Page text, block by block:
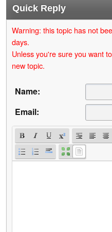
Quick Reply
Warning: this topic has not
days.
Unless you're sure you want
new topic.
Name:
Email: